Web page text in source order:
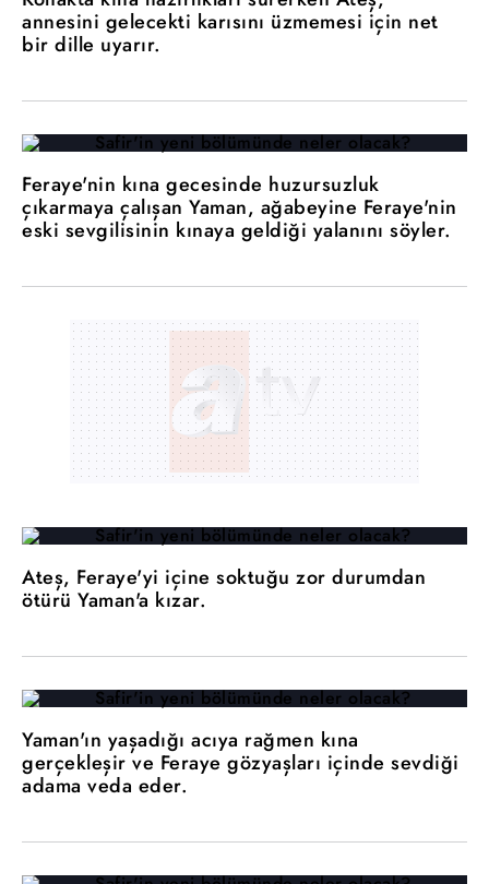
annesini gelecekti karısını üzmemesi için net
bir dille uyarır.
Feraye'nin kına gecesinde huzursuzluk
çıkarmaya çalışan Yaman, ağabeyine Feraye'nin
eski sevgilisinin kınaya geldiği yalanını söyler.
Ateş, Feraye'yi içine soktuğu zor durumdan
ötürü Yaman'a kızar.
Yaman'ın yaşadığı acıya rağmen kına
gerçekleşir ve Feraye gözyaşları içinde sevdiği
adama veda eder.